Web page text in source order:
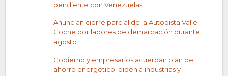
pendiente con Venezuela»
Anuncian cierre parcial de la Autopista Valle-
Coche por labores de demarcación durante
agosto
Gobierno y empresarios acuerdan plan de
ahorro energético: piden a industrias y